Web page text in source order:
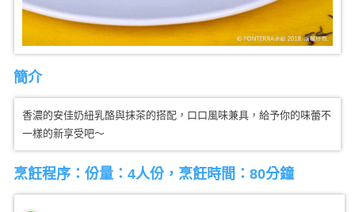
簡介
香濃的安佳奶紐乳酪與抹茶的搭配，口口風味兼具，給予你的味蕾不
一樣的新享受吧～
烹飪程序：份量：4人份，烹飪時間：80分鐘